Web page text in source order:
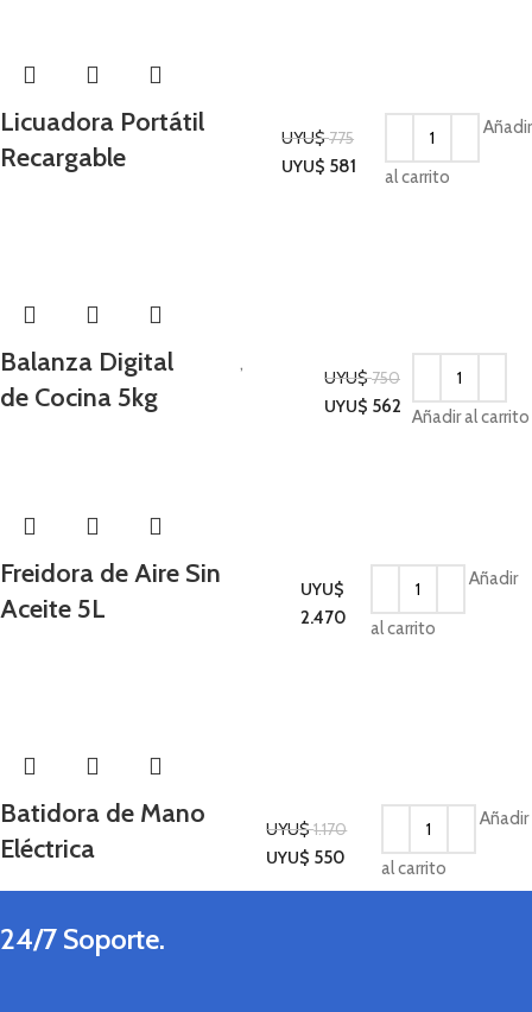
Licuadora Portátil
Recargable
UYU$775
UYU$ 581
Añadir
al carrito
Balanza Digital
de Cocina 5kg
Cocina,
UYU$750
UYU$ 562 Añadir al carrito
Freidora de Aire Sin
Aceite 5L
UYU$
2.470
Añadir
al carrito
Batidora de Mano
Eléctrica
UYU$1.170
UYU$ 550
Añadir
al carrito
24/7 Soporte.